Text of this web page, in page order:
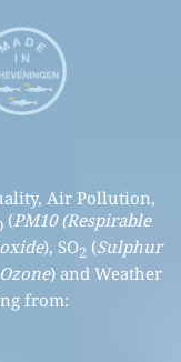
Air Pollution,
(PM10 (Respirable
), SO2 (Sulphur
Ozone) and Weather
from: